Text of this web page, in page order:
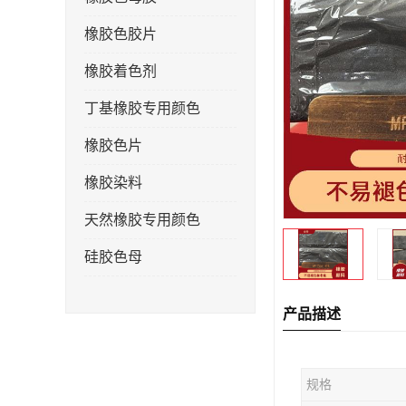
橡胶色胶片
橡胶着色剂
丁基橡胶专用颜色
橡胶色片
橡胶染料
天然橡胶专用颜色
硅胶色母
产品描述
规格